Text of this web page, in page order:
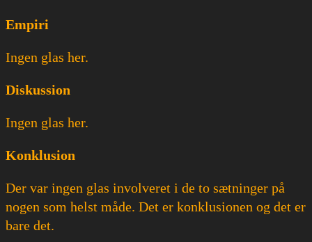
Empiri
Ingen glas her.
Diskussion
Ingen glas her.
Konklusion
Der var ingen glas involveret i de to sætninger på
nogen som helst måde. Det er konklusionen og det er
bare det.